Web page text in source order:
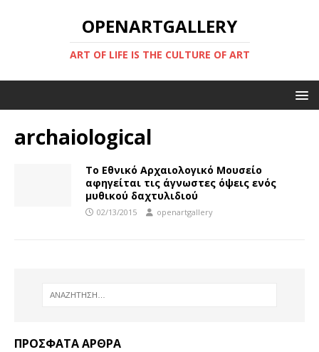
OPENARTGALLERY
ART OF LIFE IS THE CULTURE OF ART
archaiological
Το Εθνικό Αρχαιολογικό Μουσείο
αφηγείται τις άγνωστες όψεις ενός
μυθικού δαχτυλιδιού
02/13/2015 openartgallery
ΠΡΌΣΦΑΤΑ ΆΡΘΡΑ